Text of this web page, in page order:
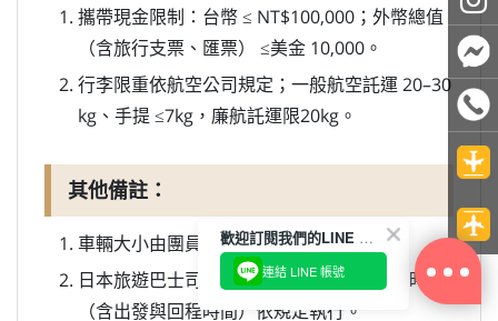
攜帶現金限制：台幣 ≤ NT$100,000；外幣總值
（含旅行支票、匯票） ≤美金 10,000。
行李限重依航空公司規定；一般航空託運 20–30
kg、手提 ≤7kg，廉航託運限20kg。
其他備註：
車輛大小由團員人數決定，敬請見諒。
日本旅遊巴士司機每日行駛時間上限 10 小時
（含出發與回程時間）依規定執行。
歡迎訂閱我們的LINE 官方帳號
連結 LINE 帳號